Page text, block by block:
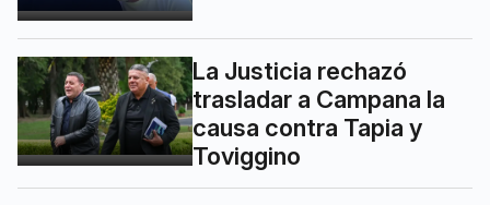
La Justicia rechazó
trasladar a Campana la
causa contra Tapia y
Toviggino